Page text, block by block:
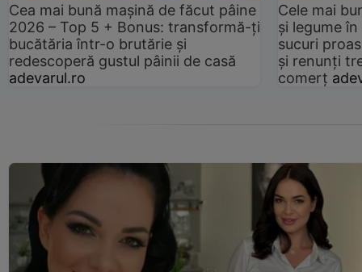
Cea mai bună mașină de făcut pâine
2026 – Top 5 + Bonus: transformă-ți
bucătăria într-o brutărie și
redescoperă gustul pâinii de casă
adevarul.ro
Cele mai
și legume
sucuri
și renunți
comerț